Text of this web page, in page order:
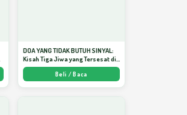
DOA YANG TIDAK BUTUH SINYAL:
Kisah Tiga Jiwa yang Tersesat di
Era AI dan Menemukan Jalan
Pulang di Bulan Ramadhan" -
Arda Dinata
Beli / Baca